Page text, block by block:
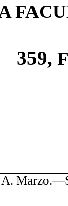
359,